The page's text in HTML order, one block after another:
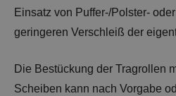
Einsatz von Puffer-/Polster-
geringeren Verschleiß der
Die Bestückung der Tragrollen
Scheiben kann nach Vorgabe